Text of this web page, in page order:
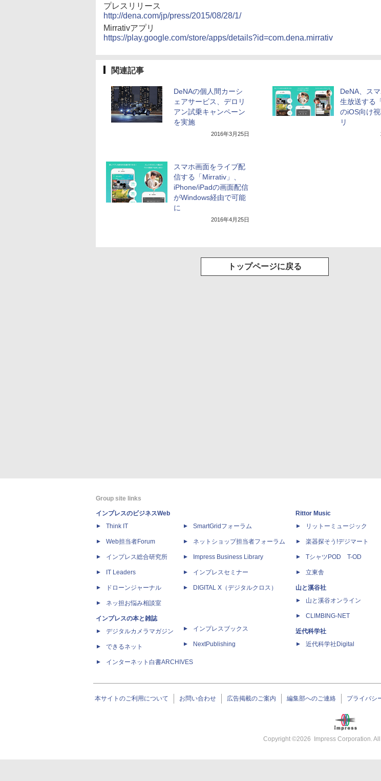
プレスリリース
http://dena.com/jp/press/2015/08/28/1/
Mirrativアプリ
https://play.google.com/store/apps/details?id=com.dena.mirrativ
関連記事
DeNAの個人間カーシ
ェアサービス、デロリ
アン試乗キャンペーン
を実施
2016年3月25日
DeNA、ス
生放送する
のiOS向け
リ
スマホ画面をライブ配
信する「Mirrativ」、
iPhone/iPadの画面配信
がWindows経由で可能
に
2016年4月25日
トップページに戻る
Group site links
インプレスのビジネスWeb
Think IT
Web担当者Forum
インプレス総合研究所
IT Leaders
ドローンジャーナル
ネッ担お悩み相談室
インプレスの本と雑誌
デジタルカメラマガジン
できるネット
インターネット白書ARCHIVES
SmartGridフォーラム
ネットショップ担当者フォーラム
Impress Business Library
インプレスセミナー
DIGITAL X（デジタルクロス）
インプレスブックス
NextPublishing
Rittor Music
リットーミュージック
楽器探そう!デジマート
TシャツPOD T-OD
立東舎
山と溪谷社
山と溪谷オンライン
CLIMBING-NET
近代科学社
近代科学社Digital
本サイトのご利用について お問い合わせ 広告掲載のご案内 編集部へのご連絡 プライバシ
Copyright ©2026 Impress Corporation.